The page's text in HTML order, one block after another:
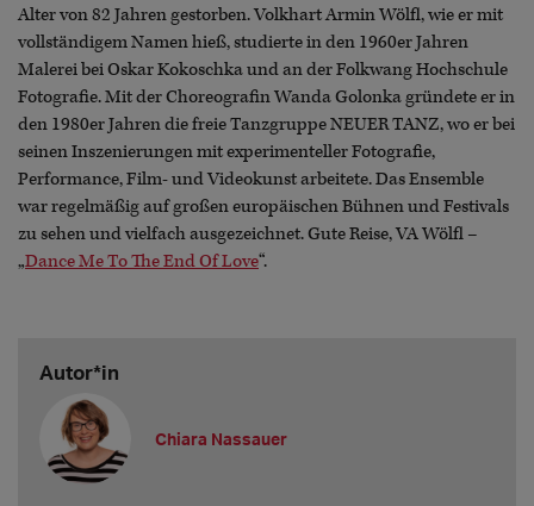
Alter von 82 Jahren gestorben. Volkhart Armin Wölfl, wie er mit
vollständigem Namen hieß, studierte in den 1960er Jahren
Malerei bei Oskar Kokoschka und an der Folkwang Hochschule
Fotografie. Mit der Choreografin Wanda Golonka gründete er in
den 1980er Jahren die freie Tanzgruppe NEUER TANZ, wo er bei
seinen Inszenierungen mit experimenteller Fotografie,
Performance, Film- und Videokunst arbeitete. Das Ensemble
war regelmäßig auf großen europäischen Bühnen und Festivals
zu sehen und vielfach ausgezeichnet. Gute Reise, VA Wölfl –
„Dance Me To The End Of Love“.
Autor*in
Chiara Nassauer